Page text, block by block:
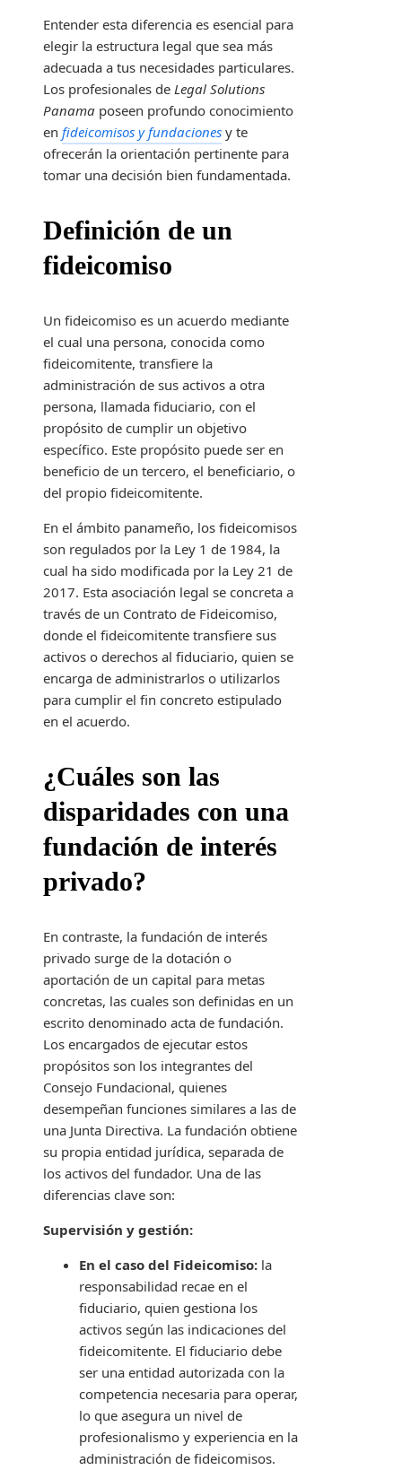
Entender esta diferencia es esencial para
elegir la estructura legal que sea más
adecuada a tus necesidades particulares.
Los profesionales de Legal Solutions
Panama poseen profundo conocimiento
en fideicomisos y fundaciones y te
ofrecerán la orientación pertinente para
tomar una decisión bien fundamentada.
Definición de un
fideicomiso
Un fideicomiso es un acuerdo mediante
el cual una persona, conocida como
fideicomitente, transfiere la
administración de sus activos a otra
persona, llamada fiduciario, con el
propósito de cumplir un objetivo
específico. Este propósito puede ser en
beneficio de un tercero, el beneficiario, o
del propio fideicomitente.
En el ámbito panameño, los fideicomisos
son regulados por la Ley 1 de 1984, la
cual ha sido modificada por la Ley 21 de
2017. Esta asociación legal se concreta a
través de un Contrato de Fideicomiso,
donde el fideicomitente transfiere sus
activos o derechos al fiduciario, quien se
encarga de administrarlos o utilizarlos
para cumplir el fin concreto estipulado
en el acuerdo.
¿Cuáles son las
disparidades con una
fundación de interés
privado?
En contraste, la fundación de interés
privado surge de la dotación o
aportación de un capital para metas
concretas, las cuales son definidas en un
escrito denominado acta de fundación.
Los encargados de ejecutar estos
propósitos son los integrantes del
Consejo Fundacional, quienes
desempeñan funciones similares a las de
una Junta Directiva. La fundación obtiene
su propia entidad jurídica, separada de
los activos del fundador. Una de las
diferencias clave son:
Supervisión y gestión:
En el caso del Fideicomiso: la
responsabilidad recae en el
fiduciario, quien gestiona los
activos según las indicaciones del
fideicomitente. El fiduciario debe
ser una entidad autorizada con la
competencia necesaria para operar,
lo que asegura un nivel de
profesionalismo y experiencia en la
administración de fideicomisos.